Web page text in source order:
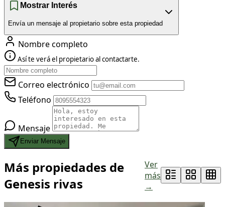
Mostrar Interés
Envía un mensaje al propietario sobre esta propiedad
Nombre completo
Así te verá el propietario al contactarte.
Correo electrónico
Teléfono
Mensaje
Enviar Mensaje
Más propiedades de
Genesis rivas
Ver
más
→